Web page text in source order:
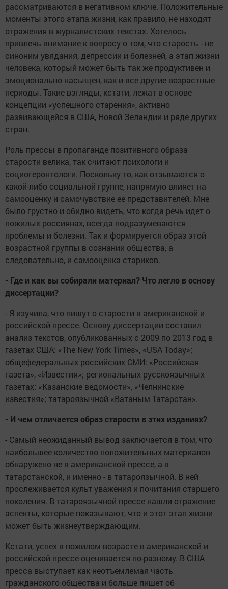
рассматриваются в негативном ключе. Положительные
моменты этого этапа жизни, как правило, не находят
отражения в журналистских текстах. Хотелось
привлечь внимание к вопросу о том, что старость - не
синоним увядания, депрессии и болезней, а этап жизни
человека, который может быть так же продуктивен и
эмоционально насыщен, как и все другие возрастные
периоды. Такие взгляды, кстати, лежат в основе
концепции «успешного старения», активно
развивающейся в США, Новой Зеландии и ряде других
стран.
Роль прессы в пропаганде позитивного образа
старости велика, так считают психологи и
социогеронтологи. Поскольку то, как отзываются о
какой-либо социальной группе, напрямую влияет на
самооценку и самочувствие ее представителей. Мне
было грустно и обидно видеть, что когда речь идет о
пожилых россиянах, всегда подразумеваются
проблемы и болезни. Так и формируется образ этой
возрастной группы в сознании общества, а
следовательно, и самооценка стариков.
- Где и как вы собирали материал? Что легло в основу
диссертации?
- Я изучила, что пишут о старости в американской и
российской прессе. Основу диссертации составил
анализ текстов, опубликованных с 2009 по 2013 год в
газетах США: «The New York Times», «USA Today»;
общефедеральных российских СМИ: «Российская
газета», «Известия»; региональных русскоязычных
газетах: «Казанские ведомости», «Челнинские
известия»; татароязычной «Ватаным Татарстан».
- И чем отличается образ старости в этих изданиях?
- Самый неожиданный вывод заключается в том, что
наибольшее количество положительных материалов
обнаружено не в американской прессе, а в
татарстанской, и именно - в татароязычной. В ней
прослеживается культ уважения и почитания старшего
поколения. В татароязычной прессе нашли отражение
аспекты, которые показывают, что и этот этап жизни
может быть жизнеутверждающим.
Кстати, успех в пожилом возрасте в американской и
российской прессе оценивается по-разному. В США
пресса выступает как неотъемлемая часть
гражданского общества и больше пишет об